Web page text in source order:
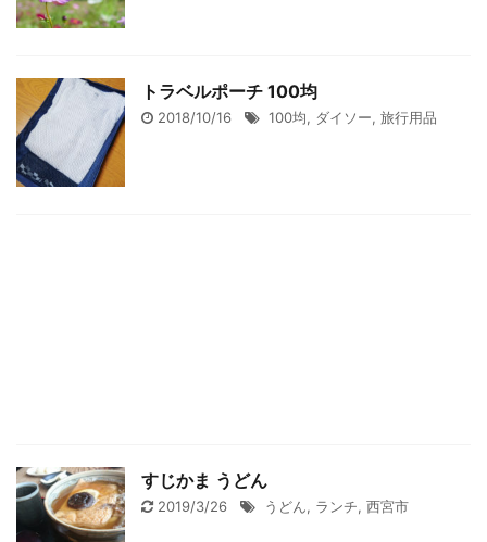
トラベルポーチ 100均
2018/10/16 100均, ダイソー, 旅行用品
すじかま うどん
2019/3/26 うどん, ランチ, 西宮市